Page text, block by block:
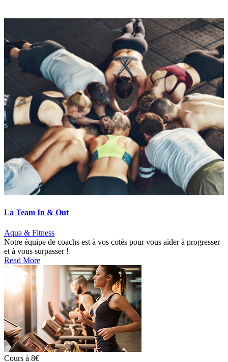
La Team In & Out
Aqua & Fitness
Notre équipe de coachs est à vos cotés pour vous aider à progresser
et à vous surpasser !
Read More
Cours à 8€